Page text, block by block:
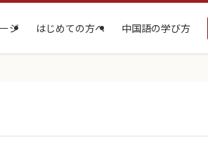
ジ はじめての方へ 中国語の学び方